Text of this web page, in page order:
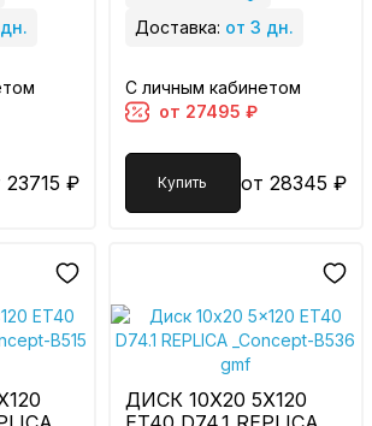
23715 ₽
Доставка: от 3 дн.
С личным кабинетом
от 27495 ₽
Купить от 28345 ₽
ДИСК 10X20 5X120